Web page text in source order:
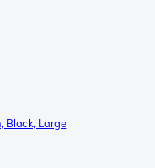
Black, Large